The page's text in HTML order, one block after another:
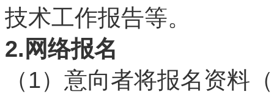
技术工作报告等。
2. 网络报名
（ 1）意向者将报名资料